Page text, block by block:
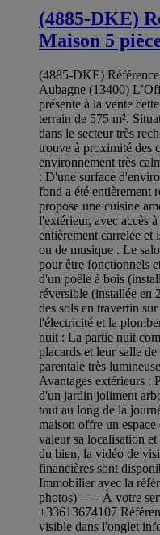
(4885-DKE)
Maison 5
(4885-DKE)
Aubagne (13400)
présente à la vente
terrain de 575 m².
dans le secteur très
trouve à proximité des
environnement très
: D'une surface
fond a été entièrement
propose une cuisine
l'extérieur, avec accès
entièrement carrelée et
ou de musique . Le
pour être fonctionnels
d'un poêle à bois
réversible (installée en
des sols en travertin
l'électricité et la
nuit : La partie nuit
placards et leur salle
parentale très
Avantages extérieurs :
d'un jardin joliment
tout au long de la
maison offre un
valeur sa localisation
du bien, la vidéo de
financières sont
Immobilier avec la
photos) -- -- À votre
+33613674107
visible dans l'onglet